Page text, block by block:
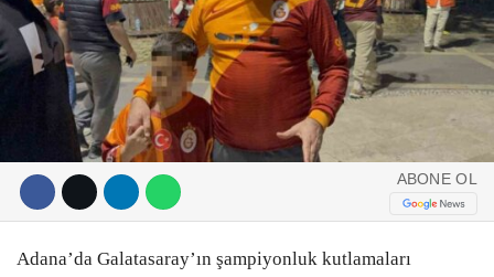
Instagram
Youtube
RESMI İLANLAR
E-GAZETE
CANLI YAYIN
ABONE OL
Adana’da Galatasaray’ın şampiyonluk kutlamaları